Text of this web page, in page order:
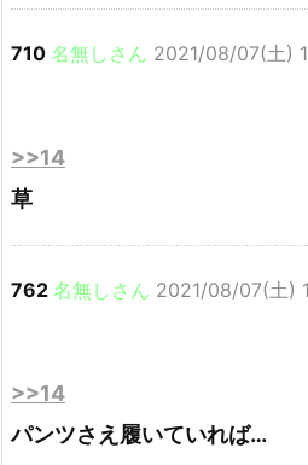
710 名無しさん 2021/08/07(土)
>>14
草
762 名無しさん 2021/08/07(土)
>>14
パンツさえ履いていれば…